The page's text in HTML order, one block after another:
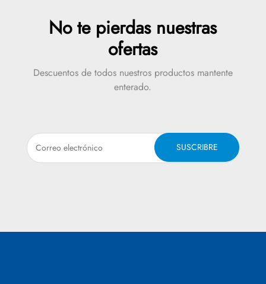
No te pierdas nuestras
ofertas
Descuentos de todos nuestros productos mantente
enterado.
SUSCRIBRE